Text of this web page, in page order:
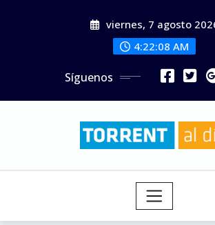
viernes, 7 agosto
4:22:10 AM
Síguenos